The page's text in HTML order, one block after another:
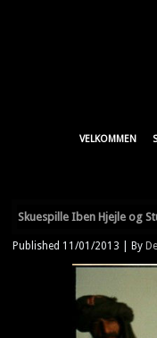
VELKOMMEN
Skuespille Iben Hjejle og
Published 11/01/2013 By